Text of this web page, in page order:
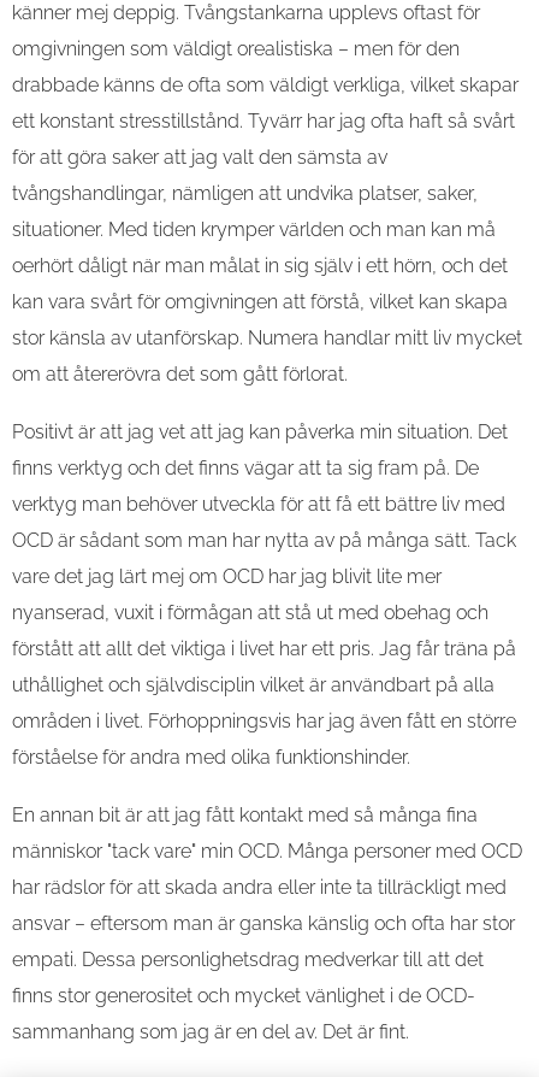
känner mej deppig. Tvångstankarna upplevs oftast för
omgivningen som väldigt orealistiska – men för den
drabbade känns de ofta som väldigt verkliga, vilket skapar
ett konstant stresstillstånd. Tyvärr har jag ofta haft så svårt
för att göra saker att jag valt den sämsta av
tvångshandlingar, nämligen att undvika platser, saker,
situationer. Med tiden krymper världen och man kan må
oerhört dåligt när man målat in sig själv i ett hörn, och det
kan vara svårt för omgivningen att förstå, vilket kan skapa
stor känsla av utanförskap. Numera handlar mitt liv mycket
om att återerövra det som gått förlorat.
Positivt är att jag vet att jag kan påverka min situation. Det
finns verktyg och det finns vägar att ta sig fram på. De
verktyg man behöver utveckla för att få ett bättre liv med
OCD är sådant som man har nytta av på många sätt. Tack
vare det jag lärt mej om OCD har jag blivit lite mer
nyanserad, vuxit i förmågan att stå ut med obehag och
förstått att allt det viktiga i livet har ett pris. Jag får träna på
uthållighet och självdisciplin vilket är användbart på alla
områden i livet. Förhoppningsvis har jag även fått en större
förståelse för andra med olika funktionshinder.
En annan bit är att jag fått kontakt med så många fina
människor "tack vare" min OCD. Många personer med OCD
har rädslor för att skada andra eller inte ta tillräckligt med
ansvar – eftersom man är ganska känslig och ofta har stor
empati. Dessa personlighetsdrag medverkar till att det
finns stor generositet och mycket vänlighet i de OCD-
sammanhang som jag är en del av. Det är fint.